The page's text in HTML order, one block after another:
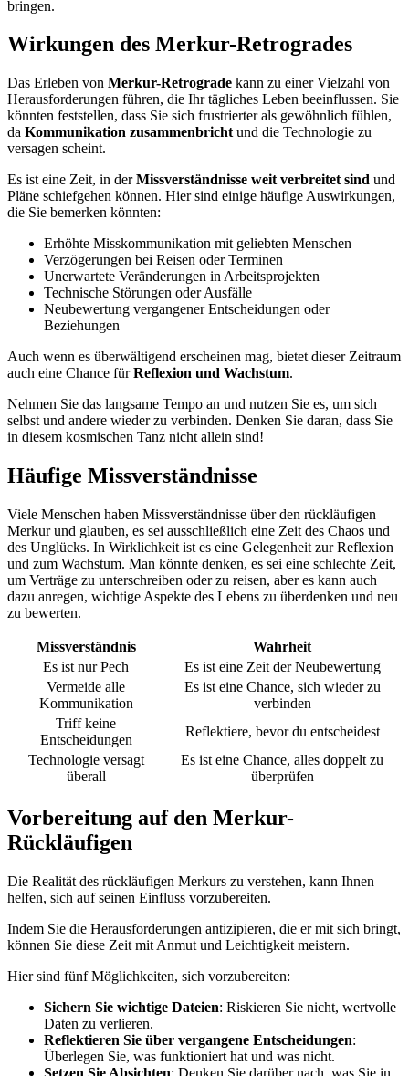
bringen.
Wirkungen des Merkur-Retrogrades
Das Erleben von Merkur-Retrograde kann zu einer Vielzahl von
Herausforderungen führen, die Ihr tägliches Leben beeinflussen. Sie
könnten feststellen, dass Sie sich frustrierter als gewöhnlich fühlen,
da Kommunikation zusammenbricht und die Technologie zu
versagen scheint.
Es ist eine Zeit, in derMissverständnisse weit verbreitet sind und
Pläne schiefgehen können. Hier sind einige häufige Auswirkungen,
die Sie bemerken könnten:
Erhöhte Misskommunikation mit geliebten Menschen
Verzögerungen bei Reisen oder Terminen
Unerwartete Veränderungen in Arbeitsprojekten
Technische Störungen oder Ausfälle
Neubewertung vergangener Entscheidungen oder
Beziehungen
Auch wenn es überwältigend erscheinen mag, bietet dieser Zeitraum
auch eine Chance fürReflexion und Wachstum.
Nehmen Sie das langsame Tempo an und nutzen Sie es, um sich
selbst und andere wieder zu verbinden. Denken Sie daran, dass Sie
in diesem kosmischen Tanz nicht allein sind!
Häufige Missverständnisse
Viele Menschen haben Missverständnisse über den rückläufigen
Merkur und glauben, es sei ausschließlich eine Zeit des Chaos und
des Unglücks. In Wirklichkeit ist es eine Gelegenheit zur Reflexion
und zum Wachstum. Man könnte denken, es sei eine schlechte Zeit,
um Verträge zu unterschreiben oder zu reisen, aber es kann auch
dazu anregen, wichtige Aspekte des Lebens zu überdenken und neu
zu bewerten.
Missverständnis
Wahrheit
Es ist nur Pech
Es ist eine Zeit der Neubewertung
Vermeide alle
Kommunikation
Es ist eine Chance, sich wieder zu
verbinden
Triff keine
Entscheidungen
Reflektiere, bevor du entscheidest
Technologie versagt
überall
Es ist eine Chance, alles doppelt zu
überprüfen
Vorbereitung auf den Merkur-
Rückläufigen
Die Realität des rückläufigen Merkurs zu verstehen, kann Ihnen
helfen, sich auf seinen Einfluss vorzubereiten.
Indem Sie die Herausforderungen antizipieren, die er mit sich bringt,
können Sie diese Zeit mit Anmut und Leichtigkeit meistern.
Hier sind fünf Möglichkeiten, sich vorzubereiten:
Sichern Sie wichtige Dateien: Riskieren Sie nicht, wertvolle
Daten zu verlieren.
Reflektieren Sie über vergangene Entscheidungen:
Überlegen Sie, was funktioniert hat und was nicht.
Setzen Sie Absichten: Denken Sie darüber nach, was Sie in